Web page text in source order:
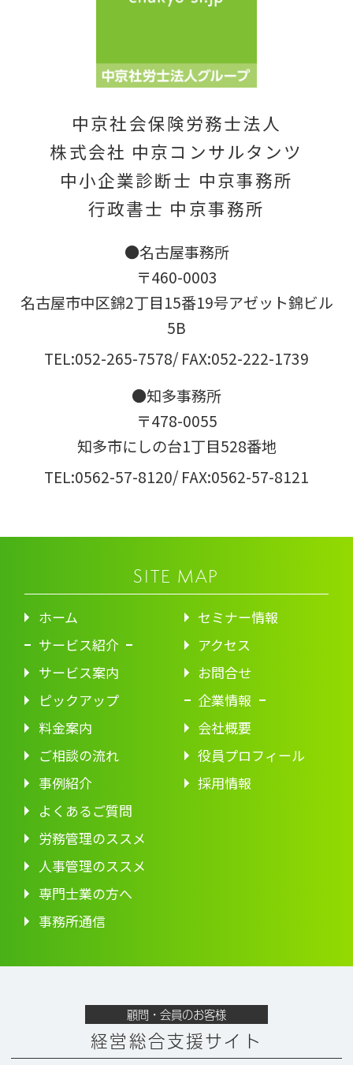
中京社会保険労務士法人
株式会社 中京コンサルタンツ
中小企業診断士 中京事務所
行政書士 中京事務所
●名古屋事務所
〒460-0003
名古屋市中区錦2丁目15番19号アゼット錦ビル
5B
TEL:052-265-7578/ FAX:052-222-1739
●知多事務所
〒478-0055
知多市にしの台1丁目528番地
TEL:0562-57-8120/ FAX:0562-57-8121
SITE MAP
ホーム
サービス紹介
サービス案内
ピックアップ
料金案内
ご相談の流れ
事例紹介
よくあるご質問
労務管理のススメ
人事管理のススメ
専門士業の方へ
事務所通信
セミナー情報
アクセス
お問合せ
企業情報
会社概要
役員プロフィール
採用情報
顧問・会員のお客様
経営総合支援サイト